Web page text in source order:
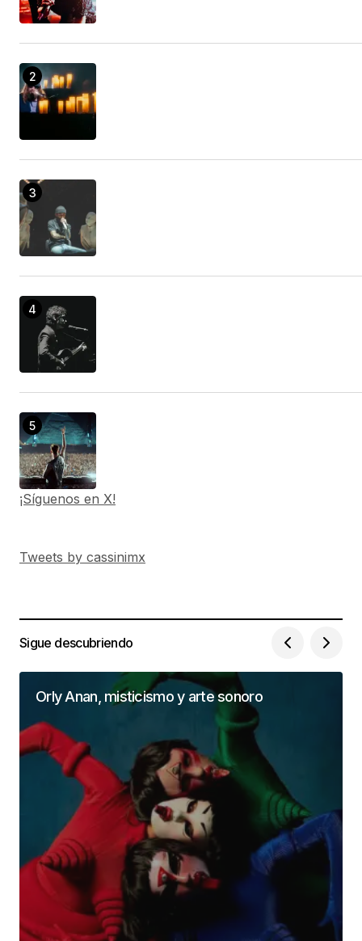
¡Síguenos en X!
Tweets by cassinimx
Sigue descubriendo
Orly Anan, misticismo y arte sonoro